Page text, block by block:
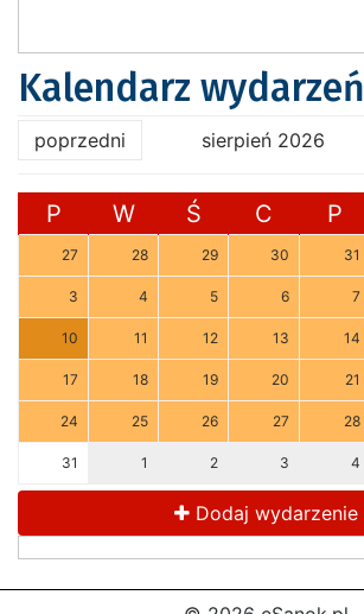
Kalendarz wydarzeń
poprzedni sierpień 2026
P W Ś C P
27 28 29 30 31
3 4 5 6 7
10 11 12 13 14
17 18 19 20 21
24 25 26 27 28
31 1 2 3 4
Dodaj wydarzenie